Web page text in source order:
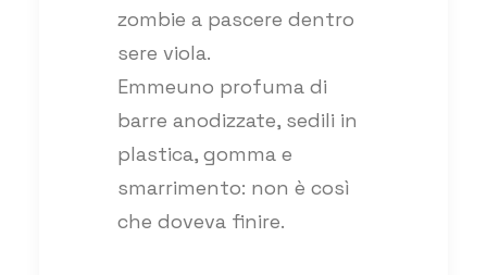
zombie a pascere dentro
sere viola.
Emmeuno profuma di
barre anodizzate, sedili in
plastica, gomma e
smarrimento: non è così
che doveva finire.